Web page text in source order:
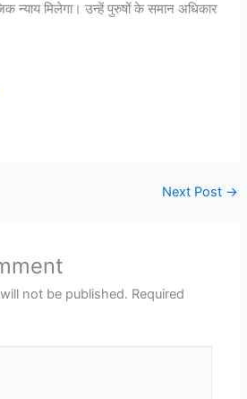
न्याय मिलेगा। उन्हें पुरुषों के समान अधिकार
Next Post →
not be published. Required